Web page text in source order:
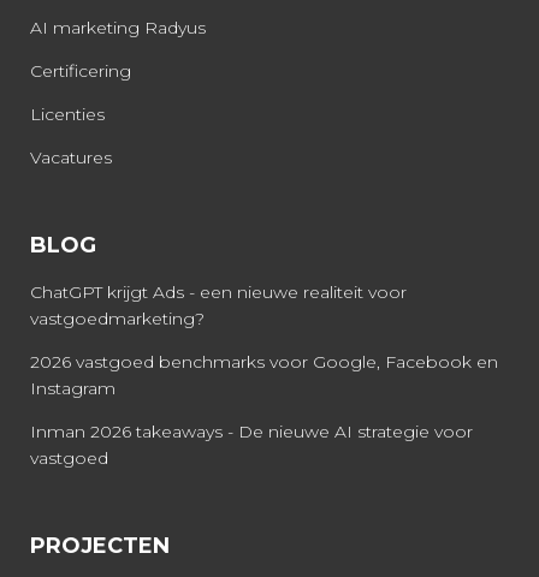
AI marketing Radyus
Certificering
Licenties
Vacatures
BLOG
ChatGPT krijgt Ads - een nieuwe realiteit voor
vastgoedmarketing?
2026 vastgoed benchmarks voor Google, Facebook en
Instagram
Inman 2026 takeaways - De nieuwe AI strategie voor
vastgoed
PROJECTEN